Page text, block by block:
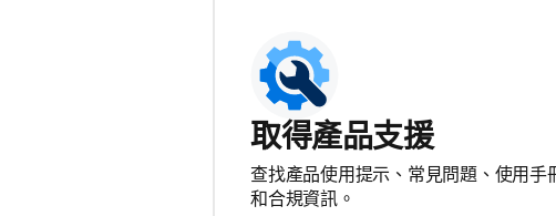
取得產品支援
查找產品使用提示、常見問題、使用手
和合規資訊。